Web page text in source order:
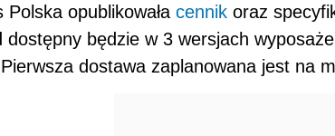
Polska opublikowała cennik oraz
dostępny będzie w 3 wersjach
dostawa zaplanowana jest na